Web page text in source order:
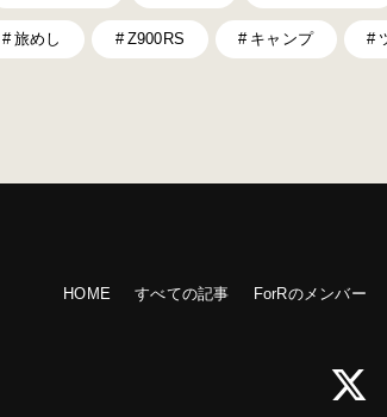
旅めし Z900RS キャンプ
HOME すべての記事 ForRのメンバー